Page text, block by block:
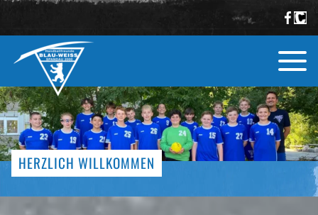
HERZLICH WILLKOMMEN